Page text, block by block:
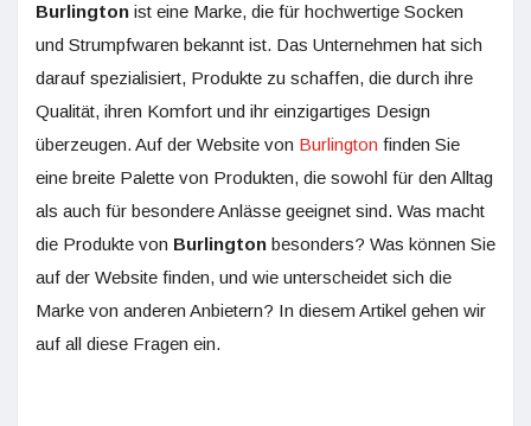
Burlington ist eine Marke, die für hochwertige Socken
und Strumpfwaren bekannt ist. Das Unternehmen hat sich
darauf spezialisiert, Produkte zu schaffen, die durch ihre
Qualität, ihren Komfort und ihr einzigartiges Design
überzeugen. Auf der Website von Burlington finden Sie
eine breite Palette von Produkten, die sowohl für den Alltag
als auch für besondere Anlässe geeignet sind. Was macht
die Produkte von Burlington besonders? Was können Sie
auf der Website finden, und wie unterscheidet sich die
Marke von anderen Anbietern? In diesem Artikel gehen wir
auf all diese Fragen ein.